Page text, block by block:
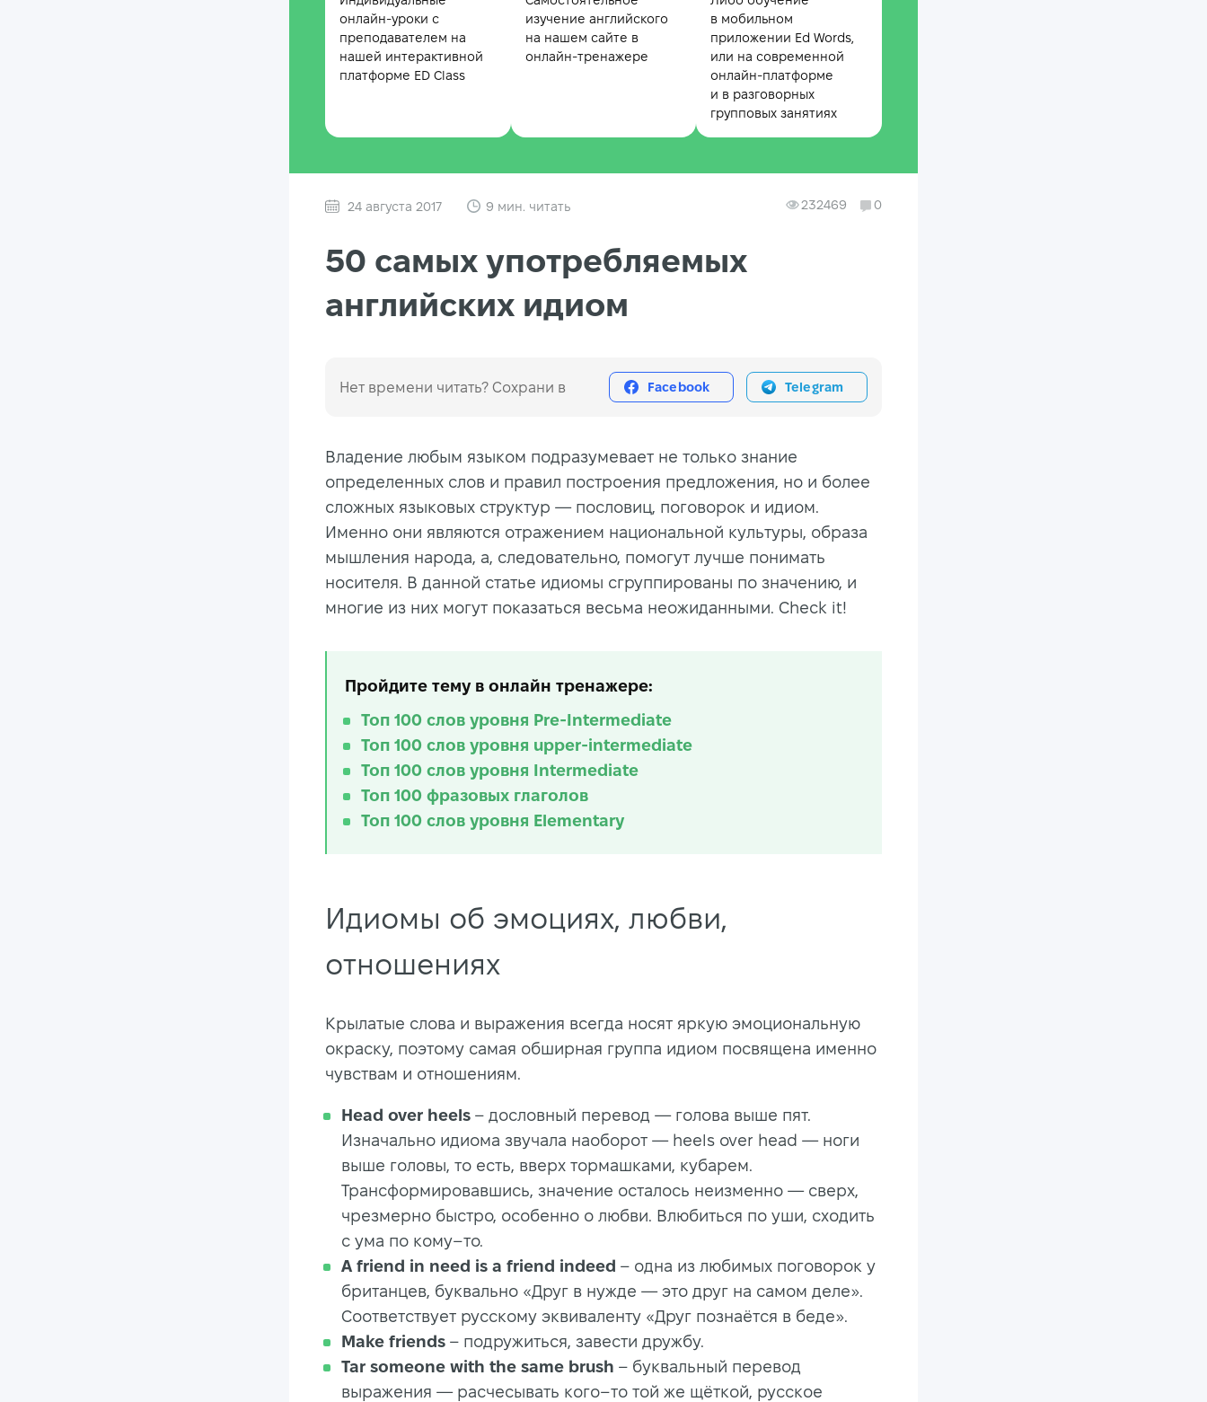
онлайн-уроки с
преподавателем на
нашей интерактивной
платформе ED Class
изучение английского
на нашем сайте в
онлайн-тренажере
в мобильном
приложении Ed Words,
или на современной
онлайн-платформе
и в разговорных
групповых занятиях
24 августа 2017 9 мин. читать 232469 0
50 самых употребляемых
английских идиом
Нет времени читать? Сохрани в Facebook Telegram
Владение любым языком подразумевает не только знание
определенных слов и правил построения предложения, но и более
сложных языковых структур — пословиц, поговорок и идиом.
Именно они являются отражением национальной культуры, образа
мышления народа, а, следовательно, помогут лучше понимать
носителя. В данной статье идиомы сгруппированы по значению, и
многие из них могут показаться весьма неожиданными. Check it!
Пройдите тему в онлайн тренажере:
Топ 100 слов уровня Pre-Intermediate
Топ 100 слов уровня upper-intermediate
Топ 100 слов уровня Intermediate
Топ 100 фразовых глаголов
Топ 100 слов уровня Elementary
Идиомы об эмоциях, любви,
отношениях
Крылатые слова и выражения всегда носят яркую эмоциональную
окраску, поэтому самая обширная группа идиом посвящена именно
чувствам и отношениям.
Head over heels – дословный перевод — голова выше пят.
Изначально идиома звучала наоборот — heels over head — ноги
выше головы, то есть, вверх тормашками, кубарем.
Трансформировавшись, значение осталось неизменно — сверх,
чрезмерно быстро, особенно о любви. Влюбиться по уши, сходить
с ума по кому–то.
A friend in need is a friend indeed – одна из любимых поговорок у
британцев, буквально «Друг в нужде — это друг на самом деле».
Соответствует русскому эквиваленту «Друг познаётся в беде».
Make friends – подружиться, завести дружбу.
Tar someone with the same brush – буквальный перевод
выражения — расчесывать кого–то той же щёткой, русское